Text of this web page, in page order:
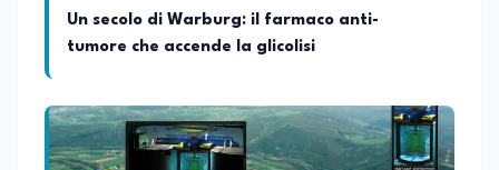
Un secolo di Warburg: il farmaco anti-
tumore che accende la glicolisi